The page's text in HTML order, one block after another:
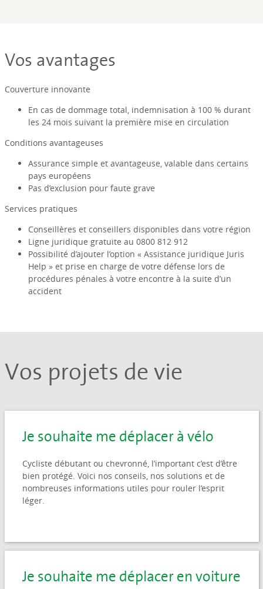
Vos avantages
Couverture innovante
En cas de dommage total, indemnisation à 100 % durant
les 24 mois suivant la première mise en circulation
Conditions avantageuses
Assurance simple et avantageuse, valable dans certains
pays européens
Pas d’exclusion pour faute grave
Services pratiques
Conseillères et conseillers disponibles dans votre région
Ligne juridique gratuite au 0800 812 912
Possibilité d’ajouter l’option « Assistance juridique Juris
Help » et prise en charge de votre défense lors de
procédures pénales à votre encontre à la suite d’un
accident
Vos projets de vie
Je souhaite me déplacer à vélo
Cycliste débutant ou chevronné, l’important c’est d’être
bien protégé. Voici nos conseils, nos solutions et de
nombreuses informations utiles pour rouler l’esprit
léger.
Je souhaite me déplacer en voiture